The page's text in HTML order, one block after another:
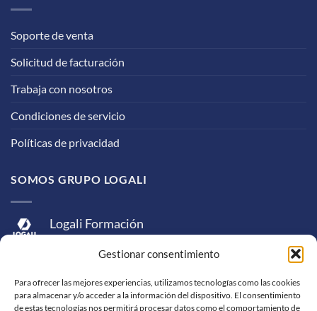
Gestionar consentimiento
Para ofrecer las mejores experiencias, utilizamos tecnologías como las cookies
para almacenar y/o acceder a la información del dispositivo. El consentimiento
de estas tecnologías nos permitirá procesar datos como el comportamiento de
Soporte de venta
Solicitud de facturación
Trabaja con nosotros
Condiciones de servicio
Políticas de privacidad
SOMOS GRUPO LOGALI
Logali Formación
Logali Consultoría
Logali Ingeniería